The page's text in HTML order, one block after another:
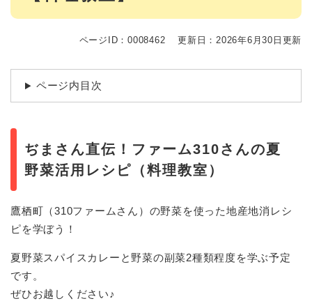
ページID：0008462 更新日：2026年6月30日更新
ページ内目次
ぢまさん直伝！ファーム310さんの夏
野菜活用レシピ（料理教室）
鷹栖町（310ファームさん）の野菜を使った地産地消レシ
ピを学ぼう！
夏野菜スパイスカレーと野菜の副菜2種類程度を学ぶ予定
です。
ぜひお越しください♪